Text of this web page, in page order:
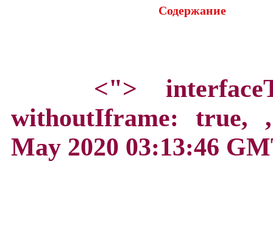
Содержание
<">
withoutIframe: true,
May 2020 03:13:46